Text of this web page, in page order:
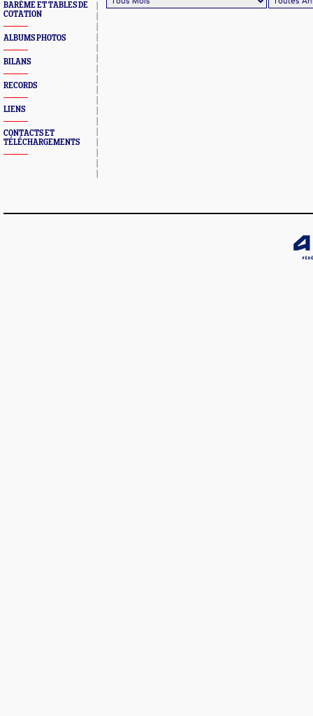
BARÈME ET TABLES DE
COTATION
ALBUMS PHOTOS
BILANS
RECORDS
LIENS
CONTACTS ET
TÉLÉCHARGEMENTS